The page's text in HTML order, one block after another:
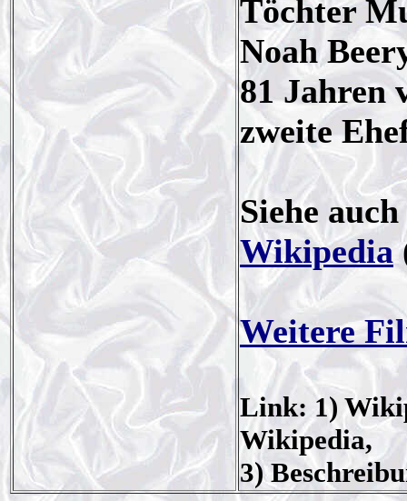
Töchter
Noah
81 Jahren
zweite
Siehe auch
Wikipedia
Weitere
Link: 1)
Wikipedia,
3)